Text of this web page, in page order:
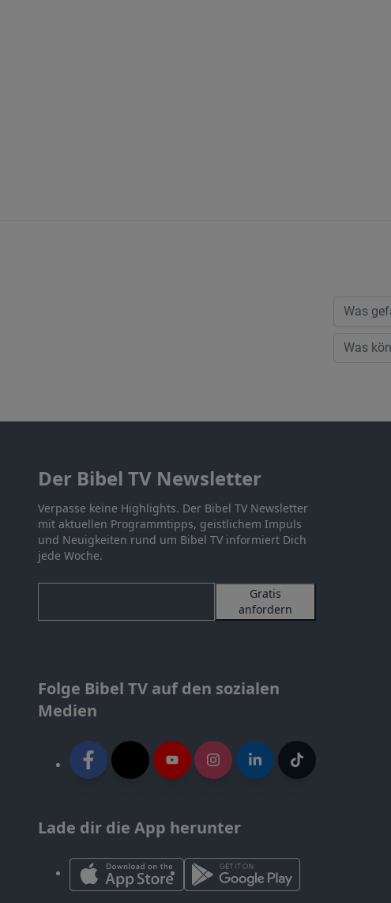
Der Bibel TV Newsletter
Verpasse keine Highlights. Der Bibel TV Newsletter
mit aktuellen Programmtipps, geistlichem Impuls
und Neuigkeiten rund um Bibel TV informiert Dich
jede Woche.
Gratis
anfordern
Folge Bibel TV auf den sozialen
Medien
Lade dir die App herunter